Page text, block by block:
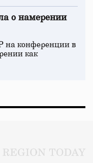
о намерении
на конференции в
как